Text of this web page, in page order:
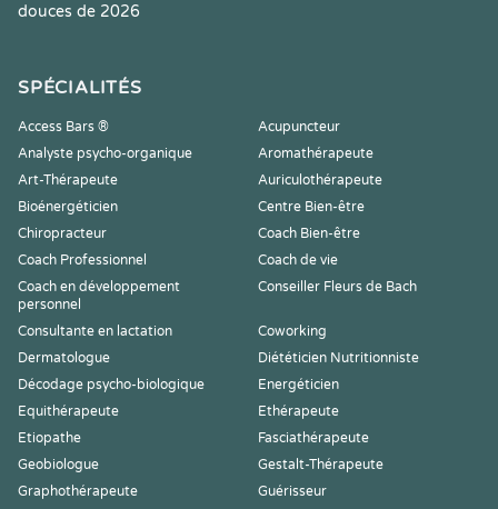
douces de 2026
SPÉCIALITÉS
Access Bars ®
Acupuncteur
Analyste psycho-organique
Aromathérapeute
Art-Thérapeute
Auriculothérapeute
Bioénergéticien
Centre Bien-être
Chiropracteur
Coach Bien-être
Coach Professionnel
Coach de vie
Coach en développement
personnel
Conseiller Fleurs de Bach
Consultante en lactation
Coworking
Dermatologue
Diététicien Nutritionniste
Décodage psycho-biologique
Energéticien
Equithérapeute
Ethérapeute
Etiopathe
Fasciathérapeute
Geobiologue
Gestalt-Thérapeute
Graphothérapeute
Guérisseur